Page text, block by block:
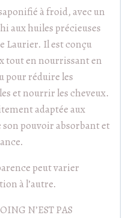
à froid, avec un
aux huiles précieuses
Laurier. Il est conçu
tout en nourrissant en
pour réduire les
et nourrir les cheveux.
adaptée aux
son pouvoir absorbant et
peut varier
à l’autre.
N’EST PAS